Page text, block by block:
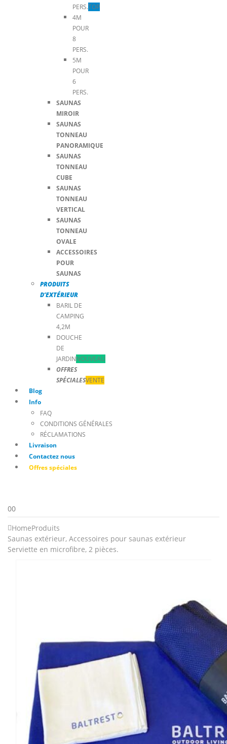
PERS.TOP
4M
POUR
8
PERS.
5M
POUR
6
PERS.
SAUNAS
MIROIR
SAUNAS
TONNEAU
PANORAMIQUE
SAUNAS
TONNEAU
CUBE
SAUNAS
TONNEAU
VERTICAL
SAUNAS
TONNEAU
OVALE
ACCESSOIRES
POUR
SAUNAS
PRODUITS
D’EXTÉRIEUR
BARIL DE
CAMPING
4,2M
DOUCHE
DE
JARDINNOUVEAU
OFFRES
SPÉCIALESVENTE
Blog
Info
FAQ
CONDITIONS GÉNÉRALES
RÉCLAMATIONS
Livraison
Contactez nous
Offres spéciales
00
HomeProduits
Saunas extérieur, Accessoires pour saunas extérieur
Serviette en microfibre, 2 pièces.